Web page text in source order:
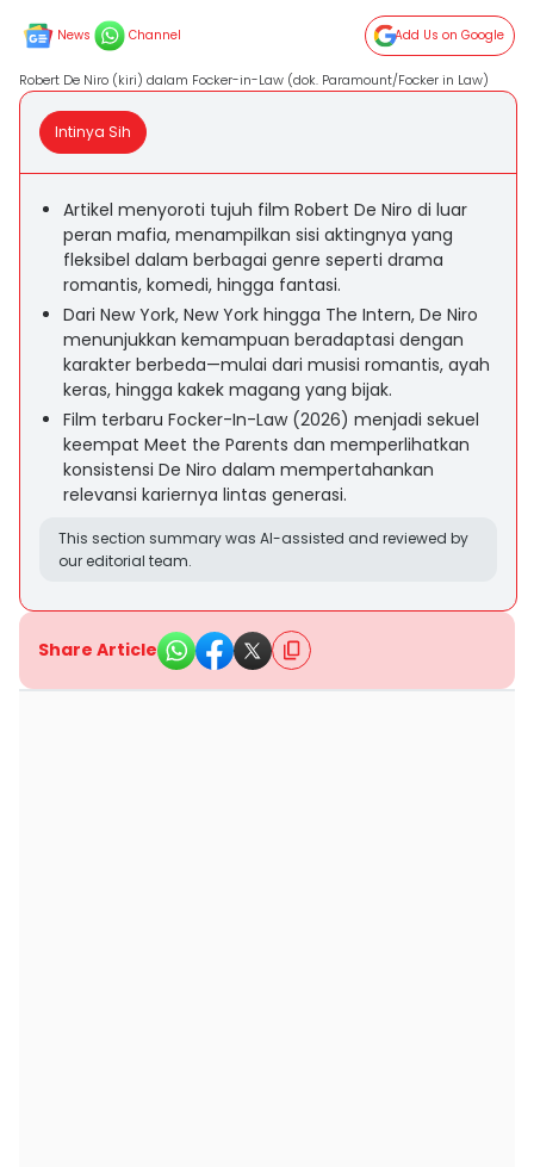
News Channel Add Us on Google
Robert De Niro (kiri) dalam Focker-in-Law (dok. Paramount/Focker in Law)
Intinya Sih
Artikel menyoroti tujuh film Robert De Niro di luar
peran mafia, menampilkan sisi aktingnya yang
fleksibel dalam berbagai genre seperti drama
romantis, komedi, hingga fantasi.
Dari New York, New York hingga The Intern, De Niro
menunjukkan kemampuan beradaptasi dengan
karakter berbeda—mulai dari musisi romantis, ayah
keras, hingga kakek magang yang bijak.
Film terbaru Focker-In-Law (2026) menjadi sekuel
keempat Meet the Parents dan memperlihatkan
konsistensi De Niro dalam mempertahankan
relevansi kariernya lintas generasi.
This section summary was AI-assisted and reviewed by
our editorial team.
Share Article